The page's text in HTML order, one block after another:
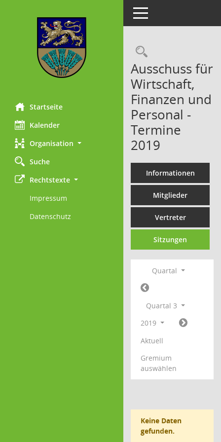
Startseite
Kalender
Organisation
Suche
Rechtstexte
Impressum
Datenschutz
Toggle navigation
Ausschuss für
Wirtschaft,
Finanzen und
Personal -
Termine
2019
Informationen
Mitglieder
Vertreter
Sitzungen
Quartal
Quartal 3
2019
Aktuell
Gremium
auswählen
Keine Daten
gefunden.